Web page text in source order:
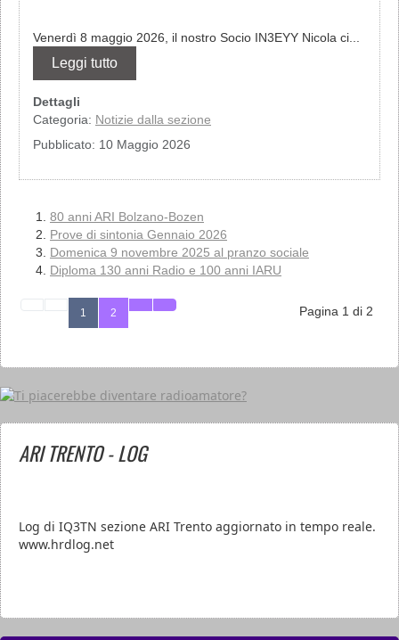
Venerdì 8 maggio 2026, il nostro Socio IN3EYY Nicola ci...
Leggi tutto
Dettagli
Categoria: Notizie dalla sezione
Pubblicato: 10 Maggio 2026
80 anni ARI Bolzano-Bozen
Prove di sintonia Gennaio 2026
Domenica 9 novembre 2025 al pranzo sociale
Diploma 130 anni Radio e 100 anni IARU
Pagina 1 di 2
1 2
ARI TRENTO - LOG
Log di IQ3TN sezione ARI Trento aggiornato in tempo reale.
www.hrdlog.net